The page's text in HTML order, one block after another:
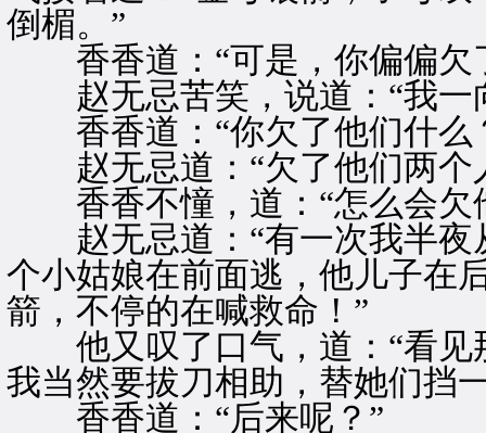
倒楣。”
香香道：“可是，你偏偏欠
赵无忌苦笑，说道：“我一
香香道：“你欠了他们什么
赵无忌道：“欠了他们两个
香香不憧，道：“怎么会欠
赵无忌道：“有一次我半夜
个小姑娘在前面逃，他儿子在
箭，不停的在喊救命！”
他又叹了口气，道：“看见
我当然要拔刀相助，替她们挡
香香道：“后来呢？”